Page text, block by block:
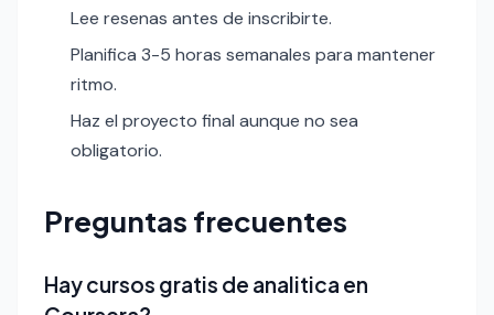
Lee resenas antes de inscribirte.
Planifica 3-5 horas semanales para mantener
ritmo.
Haz el proyecto final aunque no sea
obligatorio.
Preguntas frecuentes
Hay cursos gratis de analitica en